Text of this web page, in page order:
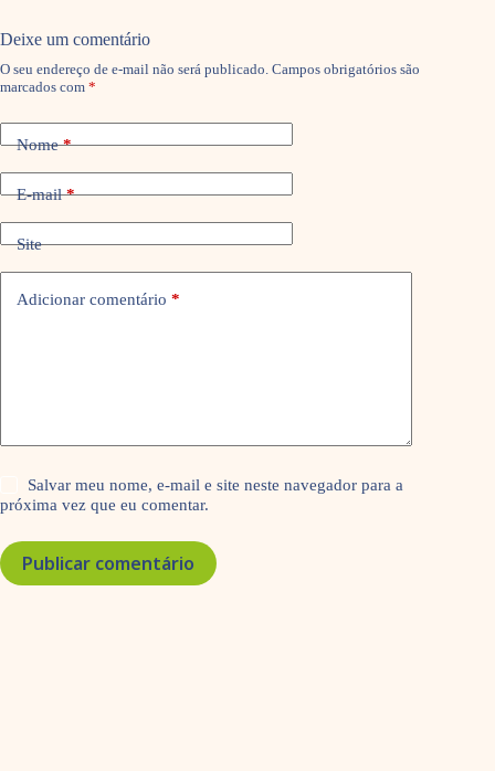
Deixe um comentário
O seu endereço de e-mail não será publicado. Campos obrigatórios são
marcados com *
Nome*
E-mail*
Site
Adicionar comentário *
Salvar meu nome, e-mail e site neste navegador para a
próxima vez que eu comentar.
Publicar comentário